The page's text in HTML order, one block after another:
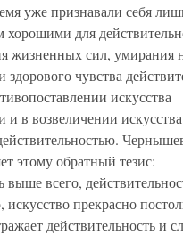
уже признавали себя
для
жизненных сил, умирания
чувства
искусства
и в возвеличении
этому обратный тезис:
выше всего,
искусство прекрасно
действительность и